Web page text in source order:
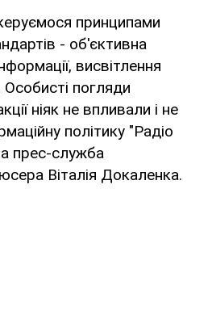
принципами
- об'єктивна
висвітлення
Особисті погляди
ніяк не впливали і не
політику "Радіо
прес-служба
Віталія Докаленка.